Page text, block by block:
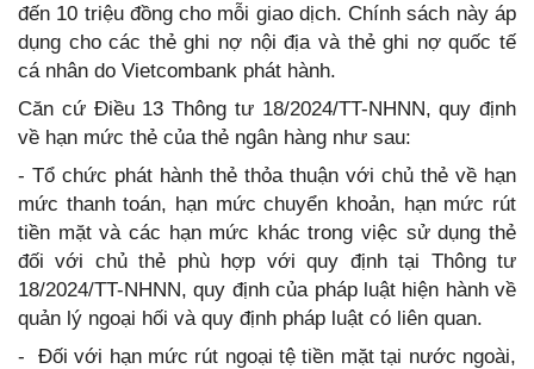
đến 10 triệu đồng cho mỗi giao dịch. Chính sách này áp
dụng cho các thẻ ghi nợ nội địa và thẻ ghi nợ quốc tế
cá nhân do Vietcombank phát hành.
Căn cứ Điều 13 Thông tư 18/2024/TT-NHNN, quy định
về hạn mức thẻ của thẻ ngân hàng như sau:
- Tổ chức phát hành thẻ thỏa thuận với chủ thẻ về hạn
mức thanh toán, hạn mức chuyển khoản, hạn mức rút
tiền mặt và các hạn mức khác trong việc sử dụng thẻ
đối với chủ thẻ phù hợp với quy định tại Thông tư
18/2024/TT-NHNN, quy định của pháp luật hiện hành về
quản lý ngoại hối và quy định pháp luật có liên quan.
- Đối với hạn mức rút ngoại tệ tiền mặt tại nước ngoài,